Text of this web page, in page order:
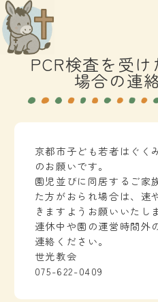
内
容
を
プ
PCR検査を受
場合の連
京都市子ども若者はぐく
のお願いです。
園児並びに同居するご家
た方がおられ場合は、速
きますようお願いいたし
連休中や園の運営時間外
連絡ください。
世光教会
075-622-0409